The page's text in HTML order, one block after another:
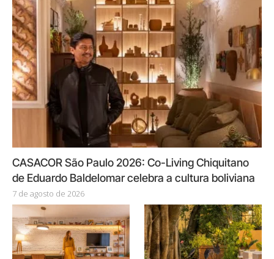
CASACOR São Paulo 2026: Co-Living Chiquitano
de Eduardo Baldelomar celebra a cultura boliviana
7 de agosto de 2026